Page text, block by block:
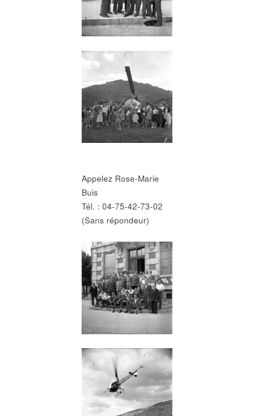
Appelez Rose-Marie
Buis
Tél. : 04-75-42-73-02
(Sans répondeur)